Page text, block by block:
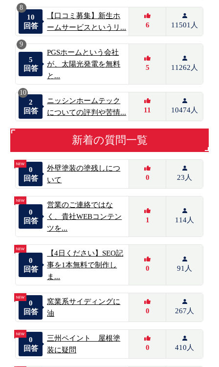
8
10
回答
【口コミ募集】新生ホ
ームサービスというリ...
6 11501人
9
5
回答
PGSホームという会社
が、太陽光発電を無料
と...
5 11262人
10
2
回答
ニッシンホームテック
についての評判や苦情...
11 10474人
新着の質問一覧
0
回答
外壁塗装の塗残しにつ
いて
0 23人
0
回答
営業のご連絡ではな
く、貴社WEBコンテン
ツを...
1 114人
0
回答
【4日ください】SEO記
事を1本無料で制作し
ま...
0 91人
0
回答
窯業系サイディングに
油
0 267人
0
回答
三州ペイント 屋根塗
装に疑問
0 410人